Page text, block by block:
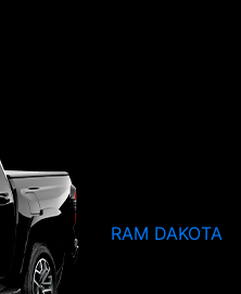
RAM DAKOTA